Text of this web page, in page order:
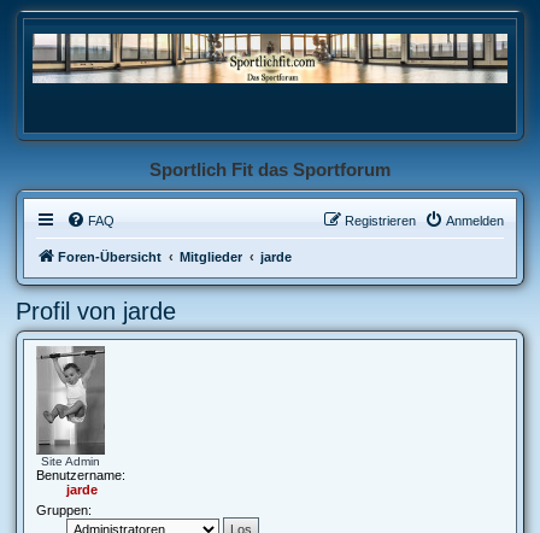
Sportlich Fit das Sportforum
FAQ Anmelden
Registrieren
Foren-Übersicht Mitglieder jarde
Profil von jarde
Site Admin
Benutzername:
jarde
Gruppen: